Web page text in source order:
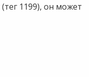
1199), он может